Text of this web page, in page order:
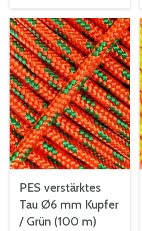
PES verstärktes
Tau Ø6 mm Kupfer
/ Grün (100 m)